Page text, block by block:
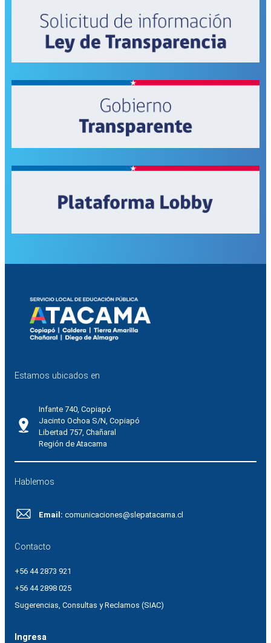
Estamos ubicados en
Infante 740, Copiapó
Jacinto Ochoa S/N, Copiapó
Libertad 757, Chañaral
Región de Atacama
Hablemos
Email: comunicaciones@slepatacama.cl
Contacto
+56 44 2873 921
+56 44 2898 025
Sugerencias, Consultas y Reclamos (SIAC)
Ingresa